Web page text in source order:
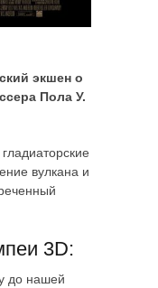
экшен о
Пола У.
вулкана и
3D:
до нашей